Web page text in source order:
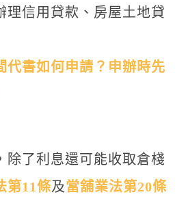
理信用貸款、房屋土地貸
代書如何申請？申辦時先
除了利息還可能收取倉棧
第11條及當舖業法第20條